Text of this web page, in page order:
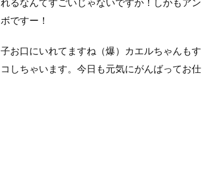
ですー！
お口にいれてますね（爆）カエルちゃんもす
しちゃいます。今日も元気にがんばってお仕